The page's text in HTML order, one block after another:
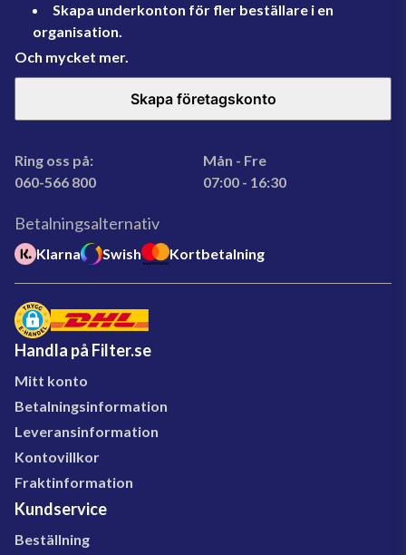
Skapa underkonton för fler beställare i en
organisation.
Och mycket mer.
Skapa företagskonto
Ring oss på:
060-566 800
Mån - Fre
07:00 - 16:30
Betalningsalternativ
Klarna Swish Kortbetalning
Handla på Filter.se
Mitt konto
Betalningsinformation
Leveransinformation
Kontovillkor
Fraktinformation
Kundservice
Beställning